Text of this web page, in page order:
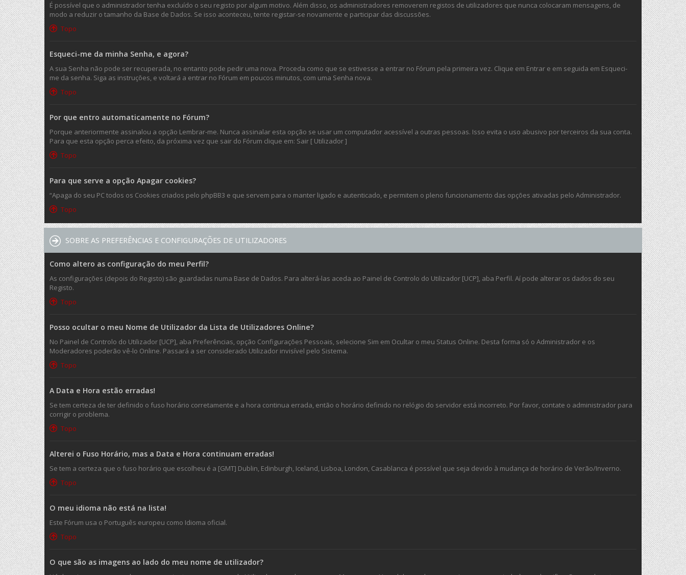
É possível que o administrador tenha excluído o seu registo por algum motivo. Além disso, os administradores removerem registos de utilizadores que nunca colocaram mensagens, de
modo a reduzir o tamanho da Base de Dados. Se isso aconteceu, tente registar-se novamente e participar das discussões.
Topo
Esqueci-me da minha Senha, e agora?
A sua Senha não pode ser recuperada, no entanto pode pedir uma nova. Proceda como que se estivesse a entrar no Fórum pela primeira vez. Clique em Entrar e em seguida em Esqueci-
me da senha. Siga as instruções, e voltará a entrar no Fórum em poucos minutos, com uma Senha nova.
Topo
Por que entro automaticamente no Fórum?
Porque anteriormente assinalou a opção Lembrar-me. Nunca assinalar esta opção se usar um computador acessível a outras pessoas. Isso evita o uso abusivo por terceiros da sua conta.
Para que esta opção perca efeito, da próxima vez que sair do Fórum clique em: Sair [ Utilizador ]
Topo
Para que serve a opção Apagar cookies?
“Apaga do seu PC todos os Cookies criados pelo phpBB3 e que servem para o manter ligado e autenticado, e permitem o pleno funcionamento das opções ativadas pelo Administrador.
Topo
SOBRE AS PREFERÊNCIAS E CONFIGURAÇÕES DE UTILIZADORES
Como altero as configuração do meu Perfil?
As configurações (depois do Registo) são guardadas numa Base de Dados. Para alterá-las aceda ao Painel de Controlo do Utilizador [UCP], aba Perfil. Aí pode alterar os dados do seu
Registo.
Topo
Posso ocultar o meu Nome de Utilizador da Lista de Utilizadores Online?
No Painel de Controlo do Utilizador [UCP], aba Preferências, opção Configurações Pessoais, selecione Sim em Ocultar o meu Status Online. Desta forma só o Administrador e os
Moderadores poderão vê-lo Online. Passará a ser considerado Utilizador invisível pelo Sistema.
Topo
A Data e Hora estão erradas!
Se tem certeza de ter definido o fuso horário corretamente e a hora continua errada, então o horário definido no relógio do servidor está incorreto. Por favor, contate o administrador para
corrigir o problema.
Topo
Alterei o Fuso Horário, mas a Data e Hora continuam erradas!
Se tem a certeza que o fuso horário que escolheu é a [GMT] Dublin, Edinburgh, Iceland, Lisboa, London, Casablanca é possível que seja devido à mudança de horário de Verão/Inverno.
Topo
O meu idioma não está na lista!
Este Fórum usa o Português europeu como Idioma oficial.
Topo
O que são as imagens ao lado do meu nome de utilizador?